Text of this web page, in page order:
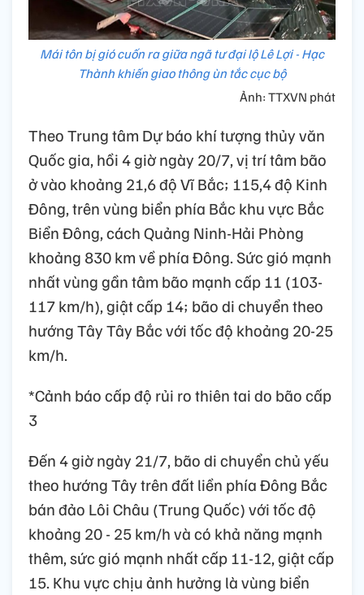
Mái tôn bị gió cuốn ra giữa ngã tư đại lộ Lê Lợi - Hạc
Thành khiến giao thông ùn tắc cục bộ
Ảnh: TTXVN phát
Theo Trung tâm Dự báo khí tượng thủy văn
Quốc gia, hồi 4 giờ ngày 20/7, vị trí tâm bão
ở vào khoảng 21,6 độ Vĩ Bắc; 115,4 độ Kinh
Đông, trên vùng biển phía Bắc khu vực Bắc
Biển Đông, cách Quảng Ninh-Hải Phòng
khoảng 830 km về phía Đông. Sức gió mạnh
nhất vùng gần tâm bão mạnh cấp 11 (103-
117 km/h), giật cấp 14; bão di chuyển theo
hướng Tây Tây Bắc với tốc độ khoảng 20-25
km/h.
*Cảnh báo cấp độ rủi ro thiên tai do bão cấp
3
Đến 4 giờ ngày 21/7, bão di chuyển chủ yếu
theo hướng Tây trên đất liền phía Đông Bắc
bán đảo Lôi Châu (Trung Quốc) với tốc độ
khoảng 20 - 25 km/h và có khả năng mạnh
thêm, sức gió mạnh nhất cấp 11-12, giật cấp
15. Khu vực chịu ảnh hưởng là vùng biển